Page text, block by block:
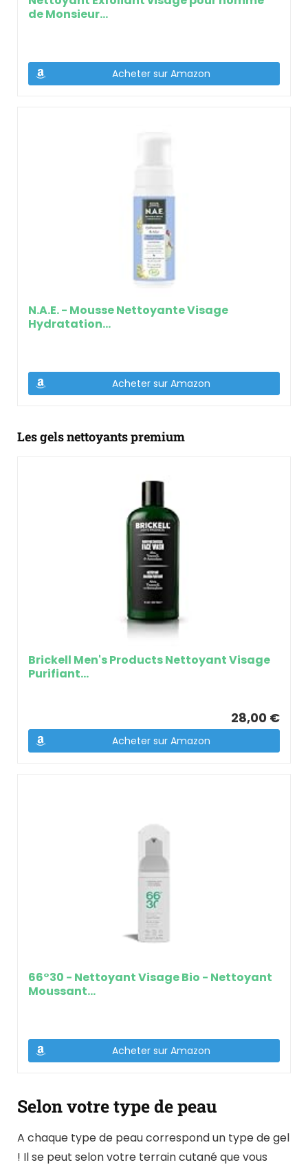
de Monsieur...
Acheter sur Amazon
N.A.E. - Mousse Nettoyante Visage
Hydratation...
Acheter sur Amazon
Les gels nettoyants premium
Brickell Men's Products Nettoyant Visage
Purifiant...
28,00 €
Acheter sur Amazon
66°30 - Nettoyant Visage Bio - Nettoyant
Moussant...
Acheter sur Amazon
Selon votre type de peau
A chaque type de peau correspond un type de gel
! Il se peut selon votre terrain cutané que vous